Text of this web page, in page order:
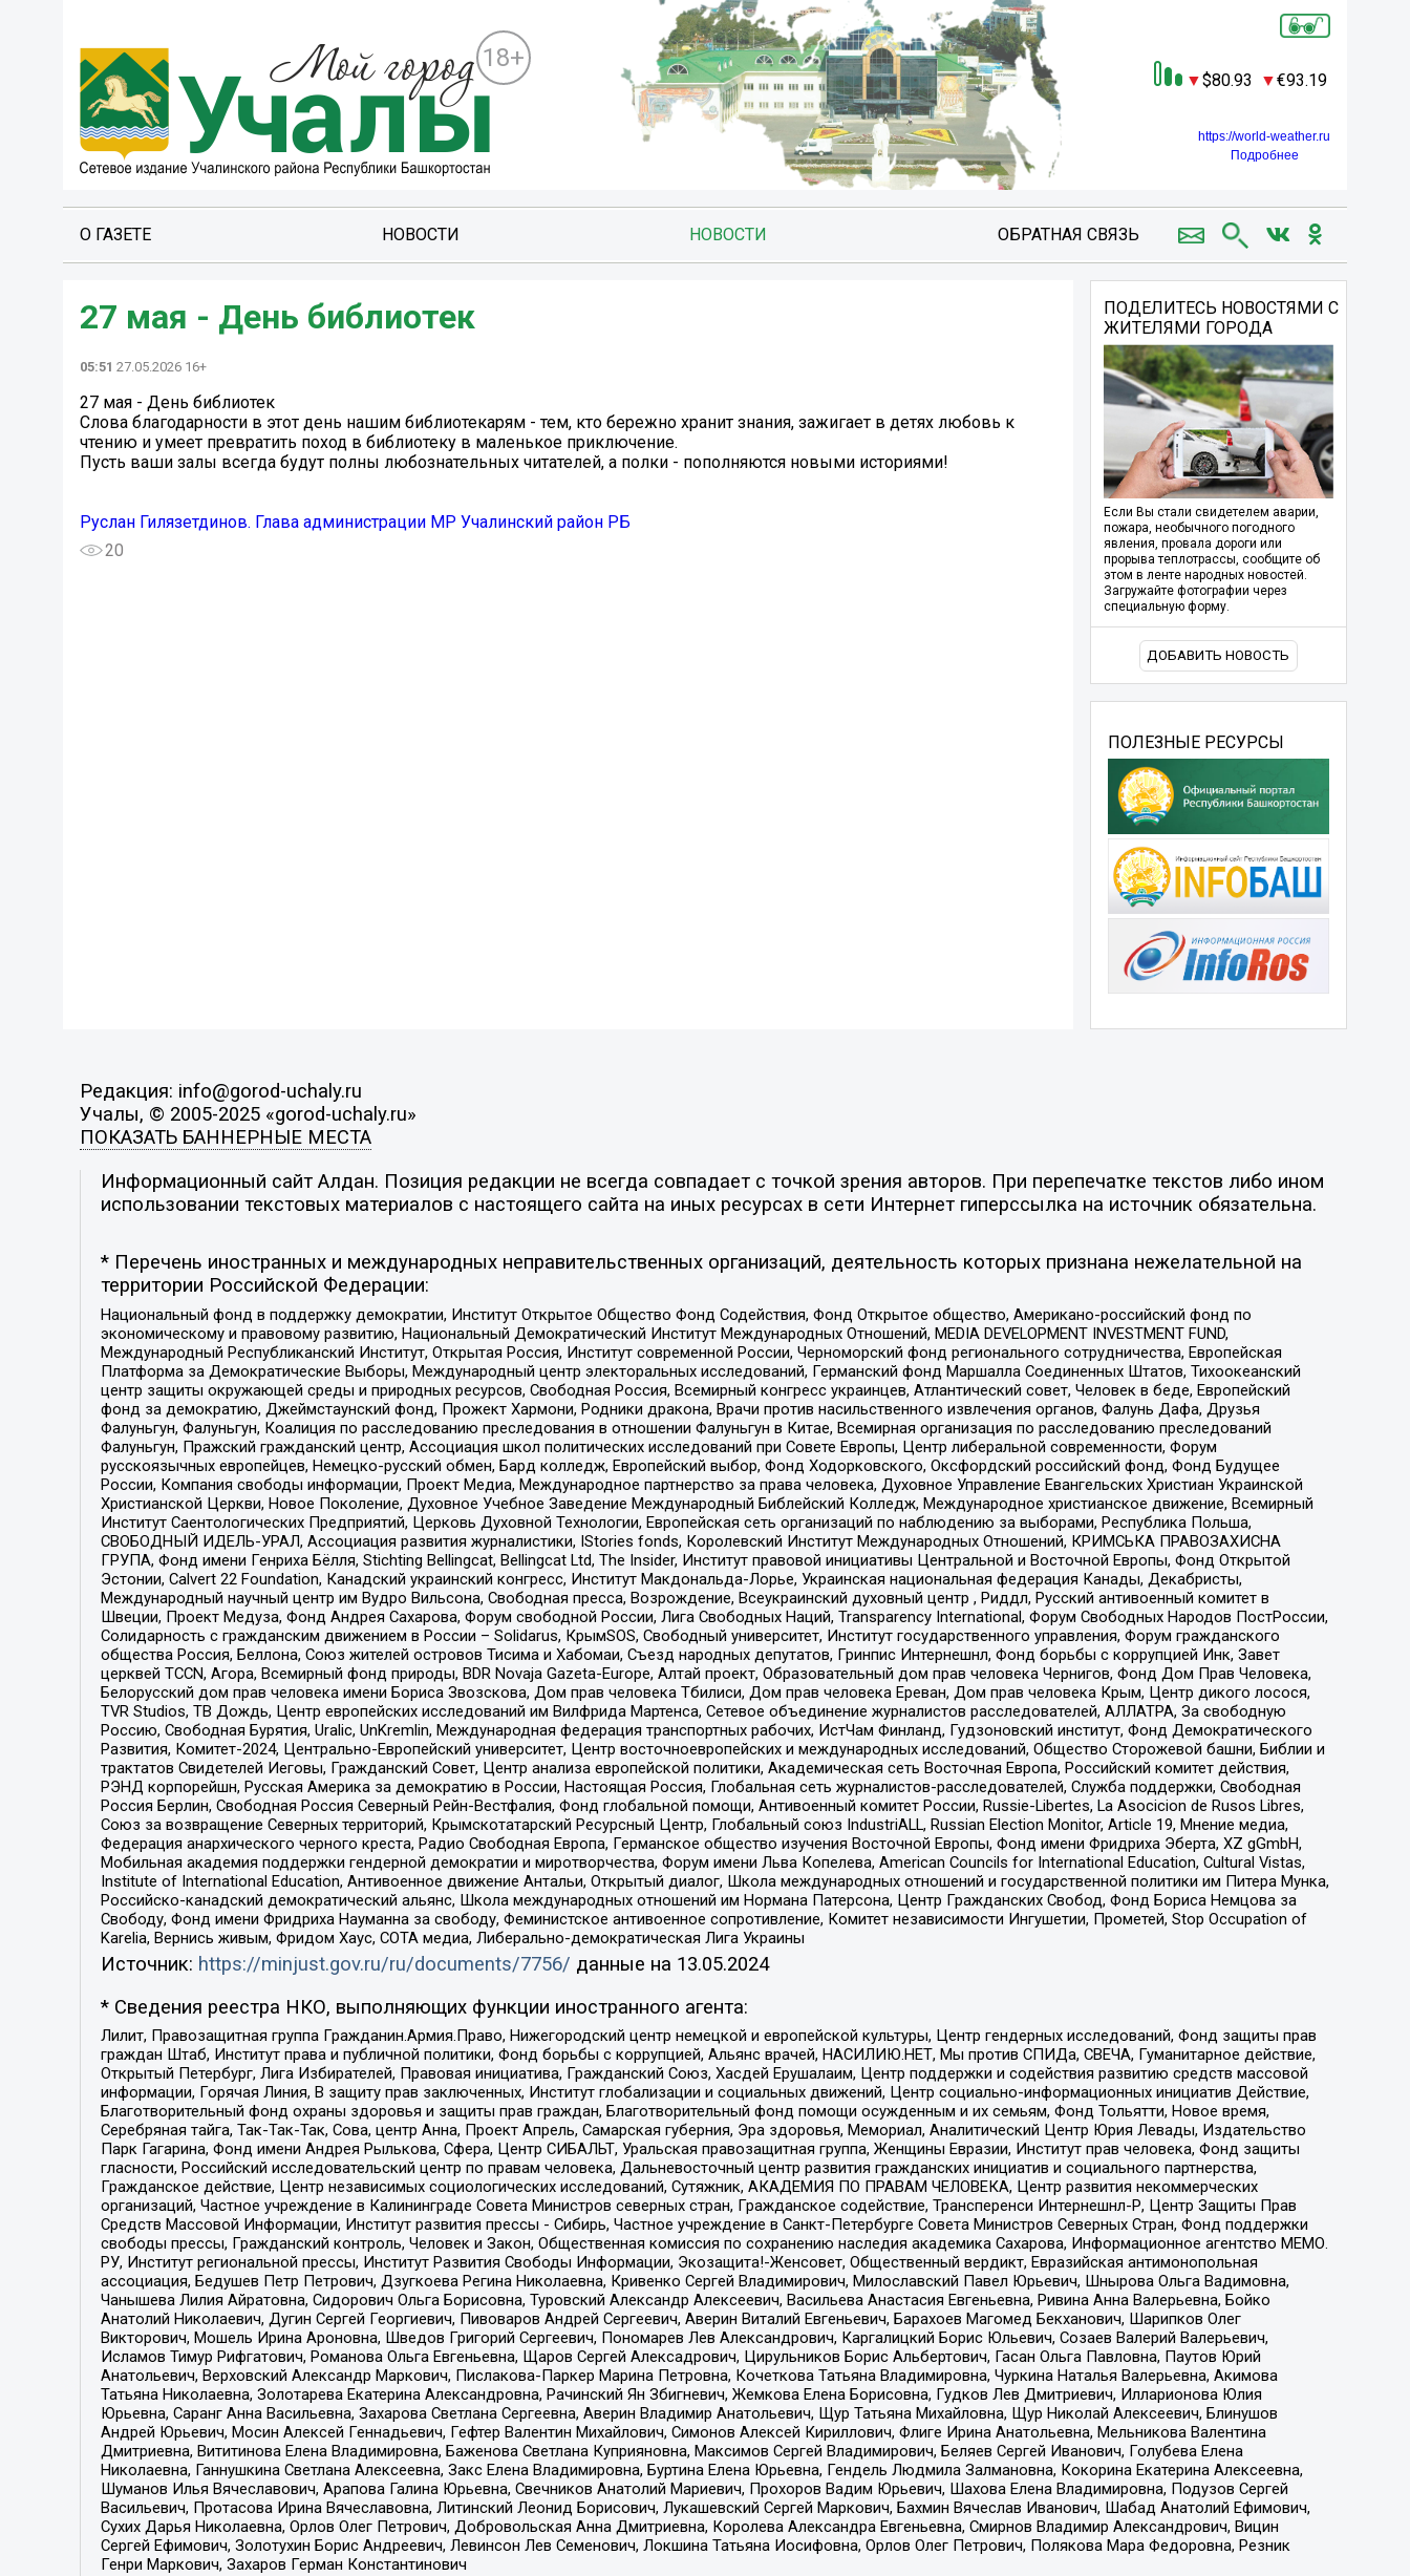
18+
80.93 93.19
https://world-weather.ru
Подробнее
О ГАЗЕТЕ НОВОСТИ НОВОСТИ ОБРАТНАЯ СВЯЗЬ
27 мая - День библиотек
05:51 27.05.2026 16+
27 мая - День библиотек
Слова благодарности в этот день нашим библиотекарям - тем, кто бережно хранит знания, зажигает в детях любовь к
чтению и умеет превратить поход в библиотеку в маленькое приключение.
Пусть ваши залы всегда будут полны любознательных читателей, а полки - пополняются новыми историями!
Руслан Гилязетдинов. Глава администрации МР Учалинский район РБ
20
ПОДЕЛИТЕСЬ НОВОСТЯМИ С
ЖИТЕЛЯМИ ГОРОДА
Если Вы стали свидетелем аварии,
пожара, необычного погодного
явления, провала дороги или
прорыва теплотрассы, сообщите об
этом в ленте народных новостей.
Загружайте фотографии через
специальную форму.
ДОБАВИТЬ НОВОСТЬ
ПОЛЕЗНЫЕ РЕСУРСЫ
Редакция: info@gorod-uchaly.ru
Учалы, © 2005-2025 «gorod-uchaly.ru»
ПОКАЗАТЬ БАННЕРНЫЕ МЕСТА
Информационный сайт Алдан. Позиция редакции не всегда совпадает с точкой зрения авторов. При перепечатке текстов либо ином
использовании текстовых материалов с настоящего сайта на иных ресурсах в сети Интернет гиперссылка на источник обязательна.
* Перечень иностранных и международных неправительственных организаций, деятельность которых признана нежелательной на
территории Российской Федерации:
Национальный фонд в поддержку демократии, Институт Открытое Общество Фонд Содействия, Фонд Открытое общество, Американо-российский фонд по
экономическому и правовому развитию, Национальный Демократический Институт Международных Отношений, MEDIA DEVELOPMENT INVESTMENT FUND,
Международный Республиканский Институт, Открытая Россия, Институт современной России, Черноморский фонд регионального сотрудничества, Европейская
Платформа за Демократические Выборы, Международный центр электоральных исследований, Германский фонд Маршалла Соединенных Штатов, Тихоокеанский
центр защиты окружающей среды и природных ресурсов, Свободная Россия, Всемирный конгресс украинцев, Атлантический совет, Человек в беде, Европейский
фонд за демократию, Джеймстаунский фонд, Прожект Хармони, Родники дракона, Врачи против насильственного извлечения органов, Фалунь Дафа, Друзья
Фалуньгун, Фалуньгун, Коалиция по расследованию преследования в отношении Фалуньгун в Китае, Всемирная организация по расследованию преследований
Фалуньгун, Пражский гражданский центр, Ассоциация школ политических исследований при Совете Европы, Центр либеральной современности, Форум
русскоязычных европейцев, Немецко-русский обмен, Бард колледж, Европейский выбор, Фонд Ходорковского, Оксфордский российский фонд, Фонд Будущее
России, Компания свободы информации, Проект Медиа, Международное партнерство за права человека, Духовное Управление Евангельских Христиан Украинской
Христианской Церкви, Новое Поколение, Духовное Учебное Заведение Международный Библейский Колледж, Международное христианское движение, Всемирный
Институт Саентологических Предприятий, Церковь Духовной Технологии, Европейская сеть организаций по наблюдению за выборами, Республика Польша,
СВОБОДНЫЙ ИДЕЛЬ-УРАЛ, Ассоциация развития журналистики, IStories fonds, Королевский Институт Международных Отношений, КРИМСЬКА ПРАВОЗАХИСНА
ГРУПА, Фонд имени Генриха Бёлля, Stichting Bellingcat, Bellingcat Ltd, The Insider, Институт правовой инициативы Центральной и Восточной Европы, Фонд Открытой
Эстонии, Calvert 22 Foundation, Канадский украинский конгресс, Институт Макдональда-Лорье, Украинская национальная федерация Канады, Декабристы,
Международный научный центр им Вудро Вильсона, Свободная пресса, Возрождение, Всеукраинский духовный центр , Риддл, Русский антивоенный комитет в
Швеции, Проект Медуза, Фонд Андрея Сахарова, Форум свободной России, Лига Свободных Наций, Transparеncy International, Форум Свободных Народов ПостРоссии,
Солидарность с гражданским движением в России – Solidarus, КрымSOS, Свободный университет, Институт государственного управления, Форум гражданского
общества Россия, Беллона, Союз жителей островов Тисима и Хабомаи, Съезд народных депутатов, Гринпис Интернешнл, Фонд борьбы с коррупцией Инк, Завет
церквей TCCN, Агора, Всемирный фонд природы, BDR Novaja Gazeta-Europe, Алтай проект, Образовательный дом прав человека Чернигов, Фонд Дом Прав Человека,
Белорусский дом прав человека имени Бориса Звозскова, Дом прав человека Тбилиси, Дом прав человека Ереван, Дом прав человека Крым, Центр дикого лосося,
TVR Studios, ТВ Дождь, Центр европейских исследований им Вилфрида Мартенса, Сетевое объединение журналистов расследователей, АЛЛАТРА, За свободную
Россию, Свободная Бурятия, Uralic, UnKremlin, Международная федерация транспортных рабочих, ИстЧам Финланд, Гудзоновский институт, Фонд Демократического
Развития, Комитет-2024, Центрально-Европейский университет, Центр восточноевропейских и международных исследований, Общество Сторожевой башни, Библии и
трактатов Свидетелей Иеговы, Гражданский Совет, Центр анализа европейской политики, Академическая сеть Восточная Европа, Российский комитет действия,
РЭНД корпорейшн, Русская Америка за демократию в России, Настоящая Россия, Глобальная сеть журналистов-расследователей, Служба поддержки, Свободная
Россия Берлин, Свободная Россия Северный Рейн-Вестфалия, Фонд глобальной помощи, Антивоенный комитет России, Russie-Libertes, La Asocicion de Rusos Libres,
Союз за возвращение Северных территорий, Крымскотатарский Ресурсный Центр, Глобальный союз IndustriALL, Russian Election Monitor, Article 19, Мнение медиа,
Федерация анархического черного креста, Радио Свободная Европа, Германское общество изучения Восточной Европы, Фонд имени Фридриха Эберта, XZ gGmbH,
Мобильная академия поддержки гендерной демократии и миротворчества, Форум имени Льва Копелева, American Councils for International Education, Cultural Vistas,
Institute of International Education, Антивоенное движение Антальи, Открытый диалог, Школа международных отношений и государственной политики им Питера Мунка,
Российско-канадский демократический альянс, Школа международных отношений им Нормана Патерсона, Центр Гражданских Свобод, Фонд Бориса Немцова за
Свободу, Фонд имени Фридриха Науманна за свободу, Феминистское антивоенное сопротивление, Комитет независимости Ингушетии, Прометей, Stop Occupation of
Karelia, Вернись живым, Фридом Хаус, СОТА медиа, Либерально-демократическая Лига Украины
Источник: https://minjust.gov.ru/ru/documents/7756/ данные на 13.05.2024
* Сведения реестра НКО, выполняющих функции иностранного агента:
Лилит, Правозащитная группа Гражданин.Армия.Право, Нижегородский центр немецкой и европейской культуры, Центр гендерных исследований, Фонд защиты прав
граждан Штаб, Институт права и публичной политики, Фонд борьбы с коррупцией, Альянс врачей, НАСИЛИЮ.НЕТ, Мы против СПИДа, СВЕЧА, Гуманитарное действие,
Открытый Петербург, Лига Избирателей, Правовая инициатива, Гражданский Союз, Хасдей Ерушалаим, Центр поддержки и содействия развитию средств массовой
информации, Горячая Линия, В защиту прав заключенных, Институт глобализации и социальных движений, Центр социально-информационных инициатив Действие,
Благотворительный фонд охраны здоровья и защиты прав граждан, Благотворительный фонд помощи осужденным и их семьям, Фонд Тольятти, Новое время,
Серебряная тайга, Так-Так-Так, Сова, центр Анна, Проект Апрель, Самарская губерния, Эра здоровья, Мемориал, Аналитический Центр Юрия Левады, Издательство
Парк Гагарина, Фонд имени Андрея Рылькова, Сфера, Центр СИБАЛЬТ, Уральская правозащитная группа, Женщины Евразии, Институт прав человека, Фонд защиты
гласности, Российский исследовательский центр по правам человека, Дальневосточный центр развития гражданских инициатив и социального партнерства,
Гражданское действие, Центр независимых социологических исследований, Сутяжник, АКАДЕМИЯ ПО ПРАВАМ ЧЕЛОВЕКА, Центр развития некоммерческих
организаций, Частное учреждение в Калининграде Совета Министров северных стран, Гражданское содействие, Трансперенси Интернешнл-Р, Центр Защиты Прав
Средств Массовой Информации, Институт развития прессы - Сибирь, Частное учреждение в Санкт-Петербурге Совета Министров Северных Стран, Фонд поддержки
свободы прессы, Гражданский контроль, Человек и Закон, Общественная комиссия по сохранению наследия академика Сахарова, Информационное агентство МЕМО.
РУ, Институт региональной прессы, Институт Развития Свободы Информации, Экозащита!-Женсовет, Общественный вердикт, Евразийская антимонопольная
ассоциация, Бедушев Петр Петрович, Дзугкоева Регина Николаевна, Кривенко Сергей Владимирович, Милославский Павел Юрьевич, Шнырова Ольга Вадимовна,
Чанышева Лилия Айратовна, Сидорович Ольга Борисовна, Туровский Александр Алексеевич, Васильева Анастасия Евгеньевна, Ривина Анна Валерьевна, Бойко
Анатолий Николаевич, Дугин Сергей Георгиевич, Пивоваров Андрей Сергеевич, Аверин Виталий Евгеньевич, Барахоев Магомед Бекханович, Шарипков Олег
Викторович, Мошель Ирина Ароновна, Шведов Григорий Сергеевич, Пономарев Лев Александрович, Каргалицкий Борис Юльевич, Созаев Валерий Валерьевич,
Исламов Тимур Рифгатович, Романова Ольга Евгеньевна, Щаров Сергей Алексадрович, Цирульников Борис Альбертович, Гасан Ольга Павловна, Паутов Юрий
Анатольевич, Верховский Александр Маркович, Пислакова-Паркер Марина Петровна, Кочеткова Татьяна Владимировна, Чуркина Наталья Валерьевна, Акимова
Татьяна Николаевна, Золотарева Екатерина Александровна, Рачинский Ян Збигневич, Жемкова Елена Борисовна, Гудков Лев Дмитриевич, Илларионова Юлия
Юрьевна, Саранг Анна Васильевна, Захарова Светлана Сергеевна, Аверин Владимир Анатольевич, Щур Татьяна Михайловна, Щур Николай Алексеевич, Блинушов
Андрей Юрьевич, Мосин Алексей Геннадьевич, Гефтер Валентин Михайлович, Симонов Алексей Кириллович, Флиге Ирина Анатольевна, Мельникова Валентина
Дмитриевна, Вититинова Елена Владимировна, Баженова Светлана Куприяновна, Максимов Сергей Владимирович, Беляев Сергей Иванович, Голубева Елена
Николаевна, Ганнушкина Светлана Алексеевна, Закс Елена Владимировна, Буртина Елена Юрьевна, Гендель Людмила Залмановна, Кокорина Екатерина Алексеевна,
Шуманов Илья Вячеславович, Арапова Галина Юрьевна, Свечников Анатолий Мариевич, Прохоров Вадим Юрьевич, Шахова Елена Владимировна, Подузов Сергей
Васильевич, Протасова Ирина Вячеславовна, Литинский Леонид Борисович, Лукашевский Сергей Маркович, Бахмин Вячеслав Иванович, Шабад Анатолий Ефимович,
Сухих Дарья Николаевна, Орлов Олег Петрович, Добровольская Анна Дмитриевна, Королева Александра Евгеньевна, Смирнов Владимир Александрович, Вицин
Сергей Ефимович, Золотухин Борис Андреевич, Левинсон Лев Семенович, Локшина Татьяна Иосифовна, Орлов Олег Петрович, Полякова Мара Федоровна, Резник
Генри Маркович, Захаров Герман Константинович